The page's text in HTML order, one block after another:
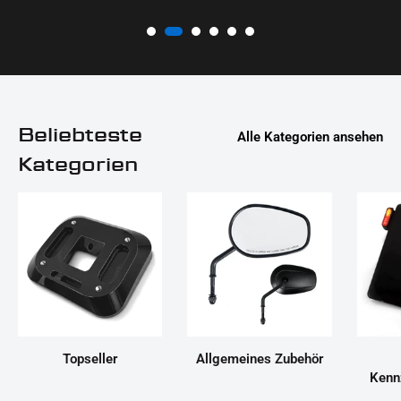
Beliebteste
Kategorien
Alle Kategorien ansehen
Topseller
Allgemeines Zubehör